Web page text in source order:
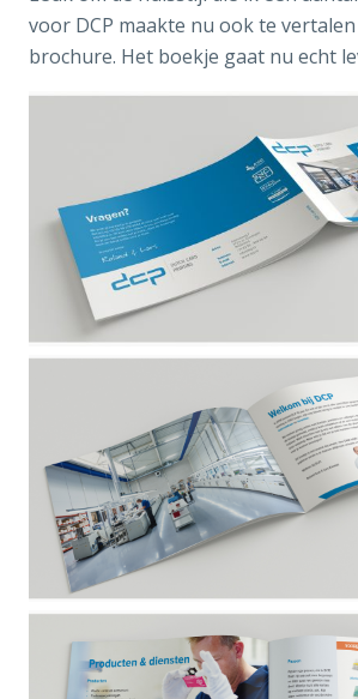
voor DCP maakte nu ook te
brochure. Het boekje gaat nu echt